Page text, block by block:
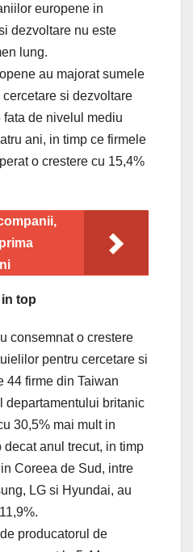
europene in
dezvoltare nu este
lung.
au majorat sumele
si dezvoltare
de nivelul mediu
ani, in timp ce firmele
o crestere cu 15,4%
top
consemnat o crestere
pentru cercetare si
44 firme din Taiwan
departamentului britanic
30,5% mai mult in
anul trecut, in timp
Coreea de Sud, intre
LG si Hyundai, au
producatorul de